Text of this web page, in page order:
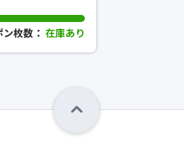
ン枚数： 在庫あり